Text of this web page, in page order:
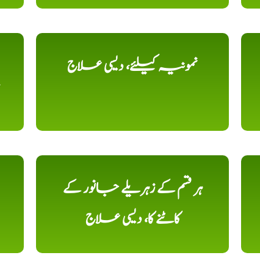
نمونیہ کیلئے، دیسی علاج
ہر قسم کے زہریلے جانور کے
کاٹنے کا، دیسی علاج